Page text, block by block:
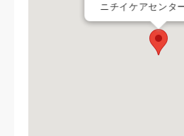
ニチイケアセンタ